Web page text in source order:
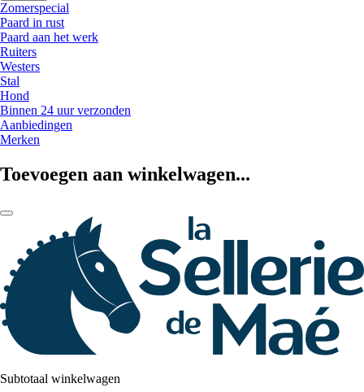
Zomerspecial
Paard in rust
Paard aan het werk
Ruiters
Westers
Stal
Hond
Binnen 24 uur verzonden
Aanbiedingen
Merken
Toevoegen aan winkelwagen...
Subtotaal winkelwagen